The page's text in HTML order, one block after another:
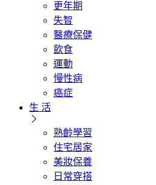
更年期
失智
醫療保健
飲食
運動
慢性病
癌症
生 活
熟齡學習
住宅居家
美妝保養
日常穿搭